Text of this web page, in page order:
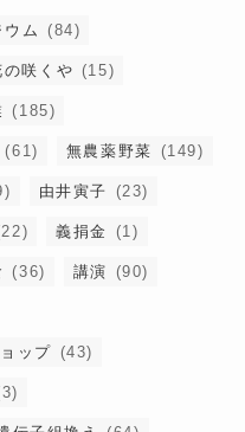
ム (84)
の咲くや (15)
(185)
(61) 無農薬野菜 (149)
由井寅子 (23)
義捐金 (1)
(36) 講演 (90)
ップ (43)